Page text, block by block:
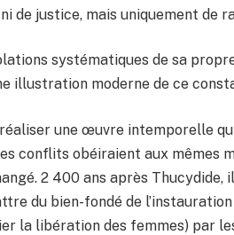
de justice, mais uniquement de
systématiques de sa
illustration moderne de ce
une œuvre intemporelle
conflits obéiraient aux mêmes
2 400 ans après Thucydide,
du bien-fondé de
la libération des femmes) par